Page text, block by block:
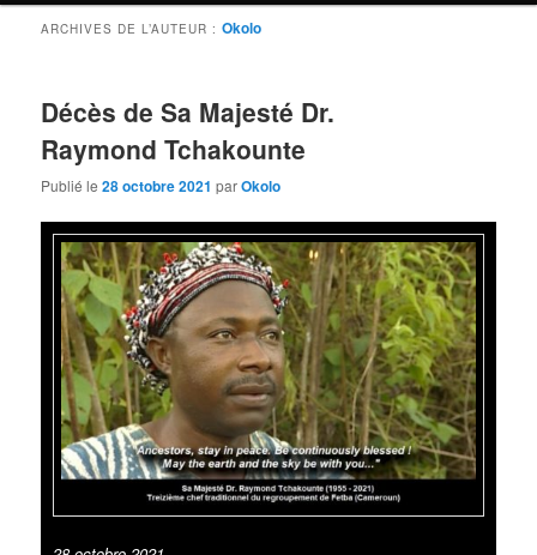
contenu
contenu
ARCHIVES DE L’AUTEUR :Okolo
Décès de Sa Majesté Dr.
Raymond Tchakounte
Publié le28 octobre 2021 parOkolo